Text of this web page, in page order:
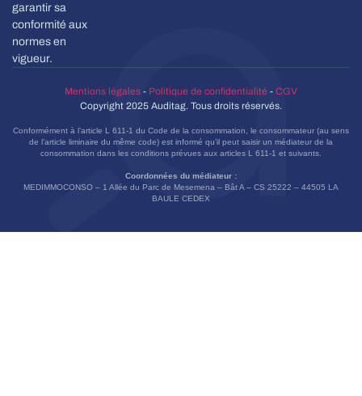
garantir sa
conformité aux
normes en
vigueur.
Mentions légales - Politique de confidentialité - CGV
Copyright 2025 Auditag. Tous droits réservés.
Conformément à l’article L 611-1 du Code de la consommation, le consommateur (au sens
de l’article liminaire du même code) est informé qu’il peut saisir un médiateur de la
consommation dans les conditions prévues aux articles L 611-1 et suivants.
Coordonnées du médiateur :
MEDIMMOCONSO – 1 Allée du Parc de Mesemena – Bât A – CS 25222 – 44505 LA
BAULE CEDEX